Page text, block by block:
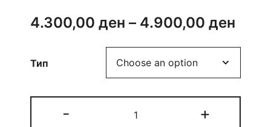
4.300,00 ден – 4.900,00 ден
Тип
-
Holly
+